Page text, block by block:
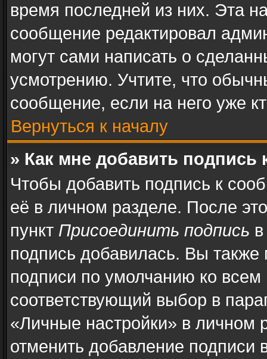
время последней из них. Эта
сообщение редактировал
могут сами написать о
усмотрению. Учтите, что
сообщение, если на него уже
Вернуться к началу
» Как мне добавить
Чтобы добавить подпись к
её в личном разделе. После
пункт Присоединить подпись
подпись добавилась. Вы
подписи по умолчанию ко
соответствующий выбор в
«Личные настройки» в личном
отменить добавление